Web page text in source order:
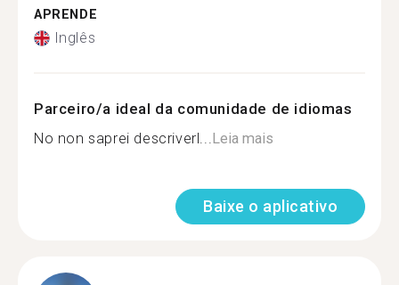
APRENDE
Inglês
Parceiro/a ideal da comunidade de idiomas
No non saprei descriverl...Leia mais
Baixe o aplicativo